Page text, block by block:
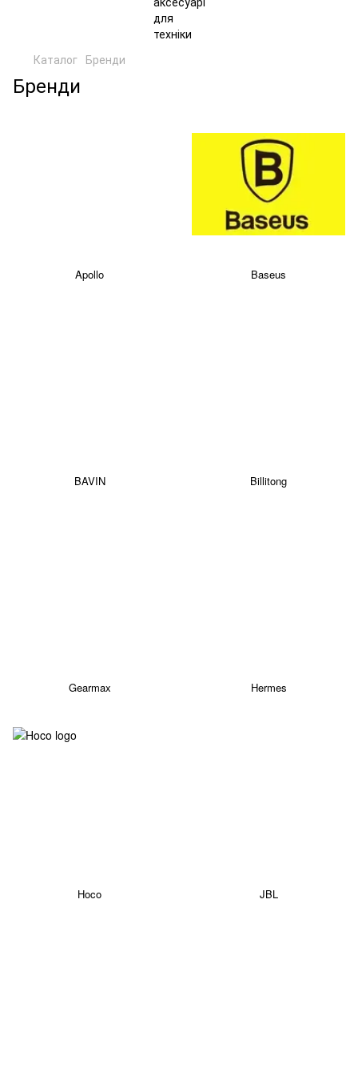
Каталог Бренди
Бренди
Apollo Baseus
BAVIN Billitong
Gearmax Hermes
Hoco JBL